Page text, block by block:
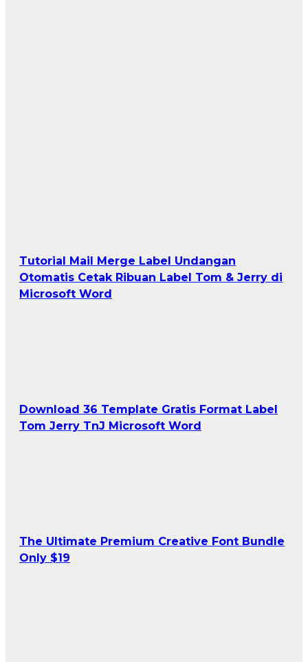
Tutorial Mail Merge Label Undangan
Otomatis Cetak Ribuan Label Tom & Jerry di
Microsoft Word
Download 36 Template Gratis Format Label
Tom Jerry TnJ Microsoft Word
The Ultimate Premium Creative Font Bundle
Only $19